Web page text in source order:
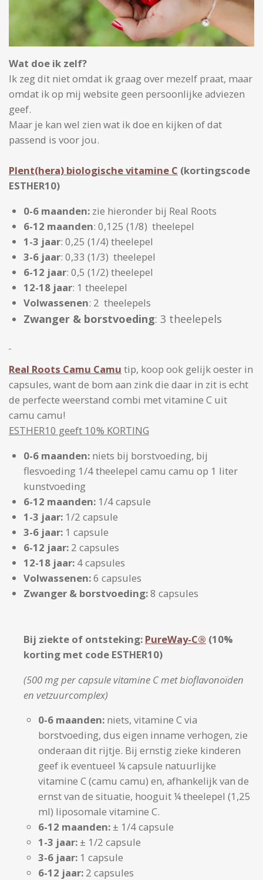
Wat doe ik zelf?
Ik zeg dit niet omdat ik graag over mezelf praat, maar
omdat ik op mij website geen persoonlijke adviezen
geef.
Maar je kan wel zien wat ik doe en kijken of dat
passend is voor jou.
Plent(hera) biologische vitamine C (kortingscode
ESTHER10)
0-6 maanden: zie hieronder bij Real Roots
6-12 maanden: 0,125 (1/8) theelepel
1-3 jaar: 0,25 (1/4) theelepel
3-6 jaar: 0,33 (1/3) theelepel
6-12 jaar: 0,5 (1/2) theelepel
12-18 jaar: 1 theelepel
Volwassenen: 2 theelepels
Zwanger & borstvoeding: 3 theelepels
Real Roots Camu Camu tip, koop ook gelijk oester in
capsules, want de bom aan zink die daar in zit is echt
de perfecte weerstand combi met vitamine C uit
camu camu!
ESTHER10 geeft 10% KORTING
0-6 maanden: niets bij borstvoeding, bij
flesvoeding 1/4 theelepel camu camu op 1 liter
kunstvoeding
6-12 maanden: 1/4 capsule
1-3 jaar: 1/2 capsule
3-6 jaar: 1 capsule
6-12 jaar: 2 capsules
12-18 jaar: 4 capsules
Volwassenen:6 capsules
Zwanger & borstvoeding:8 capsules
Bij ziekte of ontsteking: PureWay-C® (10%
korting met code ESTHER10)
(500 mg per capsule vitamine C met bioflavonoïden
en vetzuurcomplex)
0-6 maanden: niets, vitamine C via
borstvoeding, dus eigen inname verhogen, zie
onderaan dit rijtje. Bij ernstig zieke kinderen
geef ik eventueel ¼ capsule natuurlijke
vitamine C (camu camu) en, afhankelijk van de
ernst van de situatie, hooguit ¼ theelepel (1,25
ml) liposomale vitamine C.
6-12 maanden: ± 1/4 capsule
1-3 jaar: ± 1/2 capsule
3-6 jaar: 1 capsule
6-12 jaar: 2 capsules